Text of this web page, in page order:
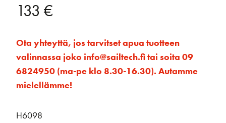
133 €
Ota yhteyttä, jos tarvitset apua tuotteen
valinnassa joko info@sailtech.fi tai soita 09
6824950 (ma-pe klo 8.30-16.30). Autamme
mielellämme!
H6098